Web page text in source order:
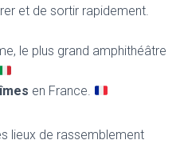
et de sortir rapidement.
le plus grand amphithéâtre
en France.
lieux de rassemblement